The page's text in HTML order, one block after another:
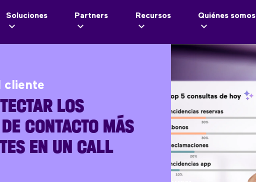
Soluciones Partners Recursos Quiénes somos
cliente
LOS
CONTACTO MÁS
EN UN CALL